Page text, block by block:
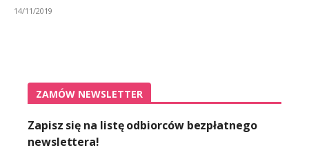
14/11/2019
ZAMÓW NEWSLETTER
Zapisz się na listę odbiorców bezpłatnego
newslettera!